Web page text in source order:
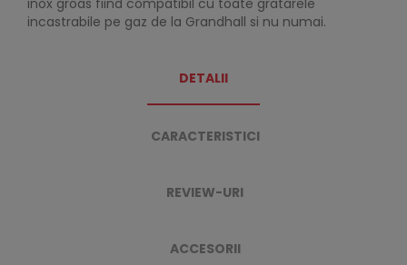
inox groas fiind compatibil cu toate gratarele
incastrabile pe gaz de la Grandhall si nu numai.
DETALII
CARACTERISTICI
REVIEW-URI
ACCESORII